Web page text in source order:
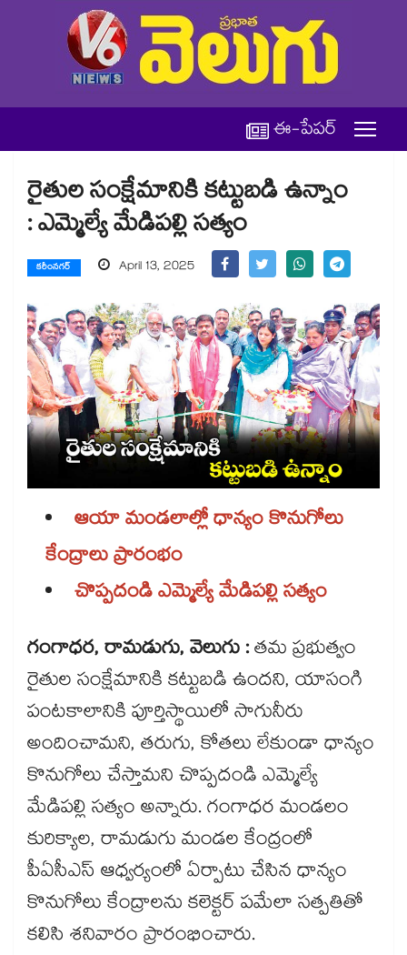
ఈ-పేపర్
రైతుల సంక్షేమానికి కట్టుబడి ఉన్నాం
: ఎమ్మెల్యే మేడిపల్లి సత్యం
కరీంనగర్ April 13, 2025
ఆయా మండలాల్లో ధాన్యం కొనుగోలు
కేంద్రాలు ప్రారంభం
చొప్పదండి ఎమ్మెల్యే మేడిపల్లి సత్యం
గంగాధర, రామడుగు, వెలుగు :తమ ప్రభుత్వం
రైతుల సంక్షేమానికి కట్టుబడి ఉందని, యాసంగి
పంటకాలానికి పూర్తిస్థాయిలో సాగునీరు
అందించామని, తరుగు, కోతలు లేకుండా ధాన్యం
కొనుగోలు చేస్తామని చొప్పదండి ఎమ్మెల్యే
మేడిపల్లి సత్యం అన్నారు. గంగాధర మండలం
కురిక్యాల, రామడుగు మండల కేంద్రంలో
పీఏసీఎస్​ ఆధ్వర్యంలో ఏర్పాటు చేసిన ధాన్యం
కొనుగోలు కేంద్రాలను కలెక్టర్ పమేలా సత్పతితో
కలిసి శనివారం ప్రారంభించారు.